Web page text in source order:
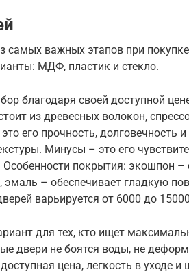
самых важных этапов при
МДФ, пластик и стекло.
благодаря своей доступной
из древесных волокон,
его прочность, долговечность
Минусы – это его
покрытия: экошпон –
эмаль – обеспечивает гладкую
варьируется от 6000 до
для тех, кто ищет
двери не боятся воды, не
цена, легкость в уходе